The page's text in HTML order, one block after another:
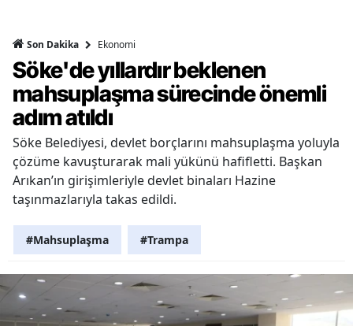
Son Dakika Ekonomi
Söke'de yıllardır beklenen
mahsuplaşma sürecinde önemli
adım atıldı
Söke Belediyesi, devlet borçlarını mahsuplaşma yoluyla
çözüme kavuşturarak mali yükünü hafifletti. Başkan
Arıkan’ın girişimleriyle devlet binaları Hazine
taşınmazlarıyla takas edildi.
#Mahsuplaşma #Trampa